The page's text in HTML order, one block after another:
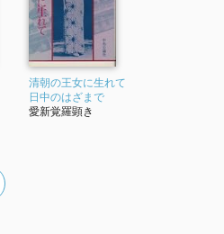
清朝の王女に生れて
日中のはざまで
愛新覚羅顕き